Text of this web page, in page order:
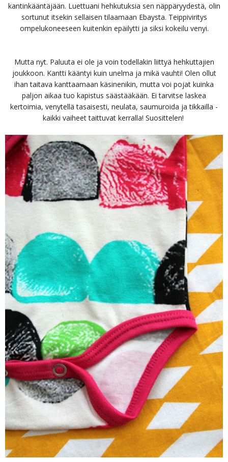
kantinkääntäjään. Luettuani hehkutuksia sen näppäryydestä, olin
sortunut itsekin sellaisen tilaamaan Ebaysta. Teippiviritys
ompelukoneeseen kuitenkin epäilytti ja siksi kokeilu venyi.
Mutta nyt. Paluuta ei ole ja voin todellakin liittyä hehkuttajien
joukkoon. Kantti kääntyi kuin unelma ja mikä vauhti! Olen ollut
ihan taitava kanttaamaan käsinenikin, mutta voi pojat kuinka
paljon aikaa tuo kapistus säästääkään. Ei tarvitse laskea
kertoimia, venytellä tasaisesti, neulata, saumuroida ja tikkailla -
kaikki vaiheet taittuvat kerralla! Suosittelen!